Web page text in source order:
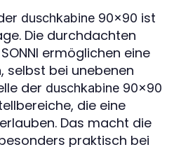
duschkabine 90x90 ist
Die durchdachten
ermöglichen eine
selbst bei unebenen
der duschkabine 90x90
die eine
Das macht die
praktisch bei